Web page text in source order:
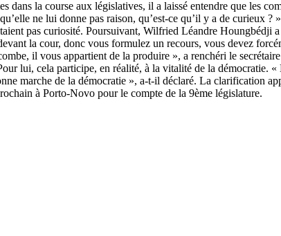
la course aux législatives, il a laissé entendre que les
ne lui donne pas raison, qu’est-ce qu’il y a de curieux
pas curiosité. Poursuivant, Wilfried Léandre Houngbédji
la cour, donc vous formulez un recours, vous devez
il vous appartient de la produire », a renchéri le
lui, cela participe, en réalité, à la vitalité de la démocratie.
marche de la démocratie », a-t-il déclaré. La clarification
à Porto-Novo pour le compte de la 9ème législature.